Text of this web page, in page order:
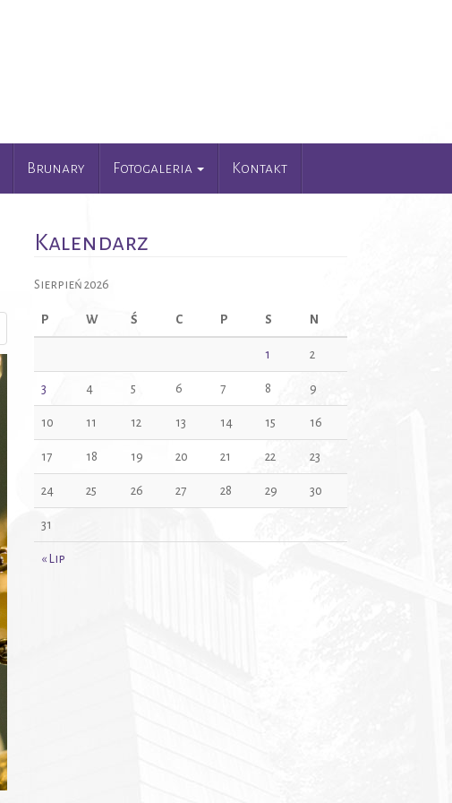
Brunary Fotogaleria Kontakt
Kalendarz
Sierpień 2026
P W Ś C P S N
« Lip
1 2
3 4 5 6 7 8 9
10 11 12 13 14 15 16
17 18 19 20 21 22 23
24 25 26 27 28 29 30
31